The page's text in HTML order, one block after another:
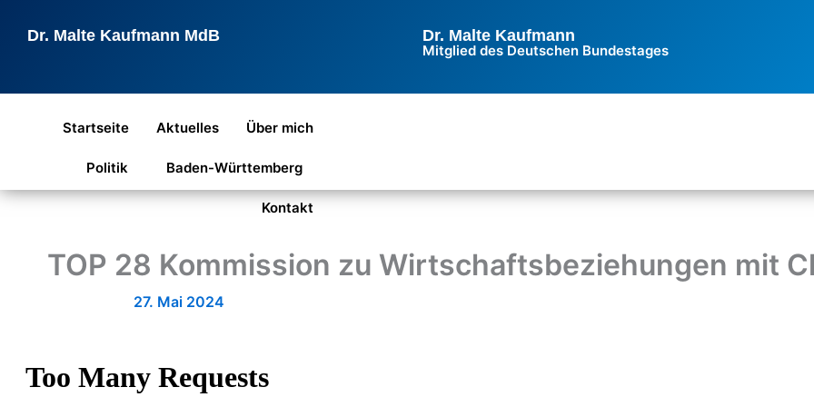
InhaltDr. Malte Kaufmann MdB Dr. Malte Kaufmann
Mitglied des Deutschen Bundestages
Startseite Aktuelles Über mich
Politik Baden-Württemberg
Kontakt
TOP 28 Kommission zu Wirtschaftsbeziehungen mit